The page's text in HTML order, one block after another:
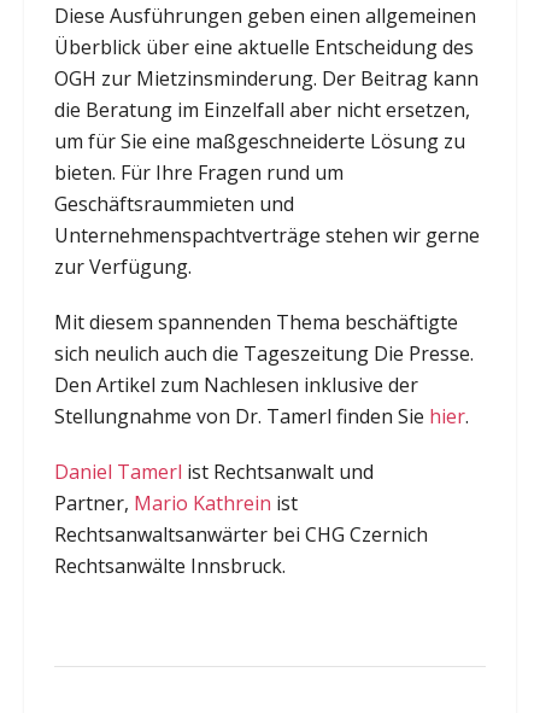
Diese Ausführungen geben einen allgemeinen
Überblick über eine aktuelle Entscheidung des
OGH zur Mietzinsminderung. Der Beitrag kann
die Beratung im Einzelfall aber nicht ersetzen,
um für Sie eine maßgeschneiderte Lösung zu
bieten. Für Ihre Fragen rund um
Geschäftsraummieten und
Unternehmenspachtverträge stehen wir gerne
zur Verfügung.
Mit diesem spannenden Thema beschäftigte
sich neulich auch die Tageszeitung Die Presse.
Den Artikel zum Nachlesen inklusive der
Stellungnahme von Dr. Tamerl finden Sie hier.
Daniel Tamerl ist Rechtsanwalt und
Partner, Mario Kathrein ist
Rechtsanwaltsanwärter bei CHG Czernich
Rechtsanwälte Innsbruck.